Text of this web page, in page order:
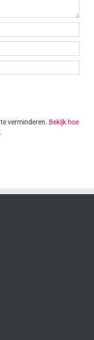
verminderen. Bekijk hoe
.